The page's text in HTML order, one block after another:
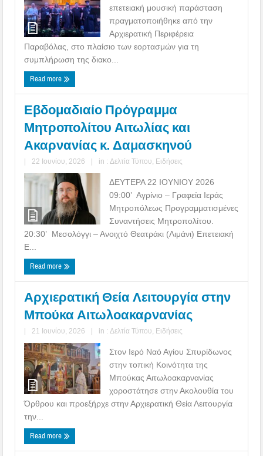
επετειακή μουσική παράσταση
πραγματοποιήθηκε από την
Αρχιερατική Περιφέρεια
Παραβόλας, στο πλαίσιο των εορτασμών για τη
συμπλήρωση της διακο...
Read more
Εβδομαδιαίο Πρόγραμμα
Μητροπολίτου Αιτωλίας και
Ακαρνανίας κ. Δαμασκηνού
| 22 Ιουνίου, 2026 | in : Δελτία Τύπου Ειδήσεις
ΔΕΥΤΕΡΑ 22 ΙΟΥΝΙΟΥ 2026
09:00’ Αγρίνιο – Γραφεία Ιεράς
Μητροπόλεως Προγραμματισμένες
Συναντήσεις Μητροπολίτου.
20:30’ Μεσολόγγι – Ανοιχτό Θεατράκι (Λιμάνι) Επετειακή
Ε...
Read more
Αρχιερατική Θεία Λειτουργία στην
Μπούκα Αιτωλοακαρνανίας
| 21 Ιουνίου, 2026 | in : Δελτία Τύπου Ειδήσεις
Στον Ιερό Ναό Αγίου Σπυρίδωνος
στην τοπική Κοινότητα της
Μπούκας Αιτωλοακαρνανίας
χοροστάτησε στην Ακολουθία του
Όρθρου και προεξήρχε στην Αρχιερατική Θεία Λειτουργία
την...
Read more